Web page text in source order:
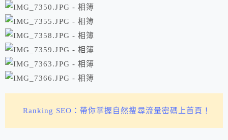
Ranking SEO：帶你掌握自然搜尋流量密碼上首頁！